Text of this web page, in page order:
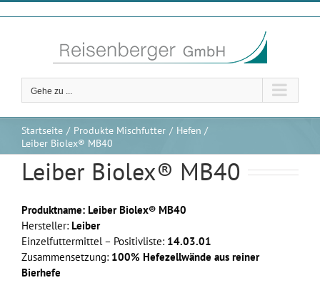
Zum
Gehe zu ...
Startseite Produkte Mischfutter
Hefen
Leiber Biolex® MB40
Leiber Biolex® MB40
Produktname: Leiber Biolex® MB40
Hersteller: Leiber
Einzelfuttermittel – Positivliste: 14.03.01
Zusammensetzung: 100% Hefezellwände aus reiner
Bierhefe